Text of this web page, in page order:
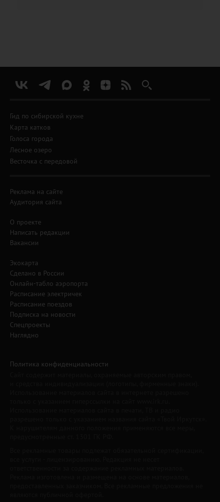
Гид по сибирской кухне
Карта катков
Голоса города
Лесное озеро
Весточка с передовой
Реклама на сайте
Аудитория сайта
О проекте
Написать редакции
Вакансии
Экокарта
Сделано в России
Онлайн-табло аэропорта
Расписание электричек
Расписание поездов
Подписка на новости
Спецпроекты
Наглядно
Политика конфиденциальности